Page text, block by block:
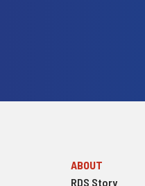
ABOUT
RDS Story